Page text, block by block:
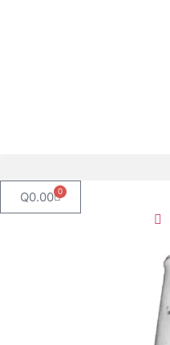
Q0.00 0